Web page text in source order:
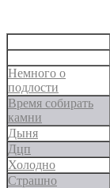
Немного о
подлости
Время собирать
камни
Дыня
Дцп
Холодно
Страшно